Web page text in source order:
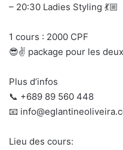
– 20:30 Ladies Styling 💃🏼
1 cours : 2000 CPF
😎✌️ package pour les
Plus d’infos
📞 +689 89 560 448
📧
Lieu des cours: